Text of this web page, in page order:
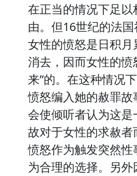
在正当的情况下足
由。但16世纪的法国
女性的愤怒是日积
消去，因而女性的愤
来”的。在这种情况
愤怒编入她的赦罪
会使倾听者认为这是
故对于女性的求赦
愤怒作为触发突然
为合理的选择。另